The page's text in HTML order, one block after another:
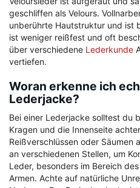
geschliffen als Velours.
unberührte Hautstruktur und ist
ist weniger reißfest und oft
über verschiedene Lederkunde
vertiefen.
Woran erkenne ich
Lederjacke?
Bei einer Lederjacke solltest du
Kragen und die Innenseite
Reißverschlüssen oder Säumen
an verschiedenen Stellen, um
Leder, besonders im Bereich
Armen. Achte auf natürliche